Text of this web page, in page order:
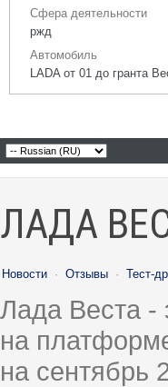
Сфера деятельности
ржд
Автомобиль
LADA от 01 до гранта
ЛАДА
Новости · Отзывы · Тест-
Лада Веста -
на
на сентябрь